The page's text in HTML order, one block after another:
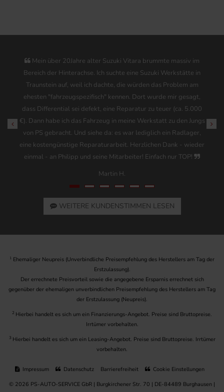
20Jahre alter Suzuki Vitara brummte massiv im
Hinterachse. Ich suchte eine Suzuki Werkstätte in
auf, weil ich dachte, die würden das Problem am
kennen. Dort wurde mir gesagt,
sei defekt, eine Reparatur zu teuer (ca. 5.000
ich das Fahrzeug in meine Werkstatt zu den Jungs
Und siehe da: es war lediglich ein Radlager,
Reparaturarbeit. Herzlichen Dank - wieder
Philipp und seine Mitarbeiter! Einfach nur TOP!
gepaart
WEITERE KUNDENSTIMMEN LESEN
1 Ehemaliger Neupreis (Unverbindliche Preisempfehlung des Herstellers am Tag der
Erstzulassung).
Der errechnete Preisvorteil sowie die angegebene Ersparnis errechnet sich
gegenüber der ehemaligen unverbindlichen Preisempfehlung des Herstellers am Tag
der Erstzulassung (Neupreis).
2 Hierbei handelt es sich um ein Finanzierungs-Angebot. Preise sind Bruttopreise.
Irrtümer vorbehalten.
3 Hierbei handelt es sich um ein Leasing-Angebot. Preise sind Bruttopreise. Irrtümer
vorbehalten.
Impressum Datenschutz Barrierefreiheit
Cookie Einstellungen
© 2026 PS-AUTO-SERVICE GbR | Burgkirchener Str. 70 | DE-84489 Burghausen |